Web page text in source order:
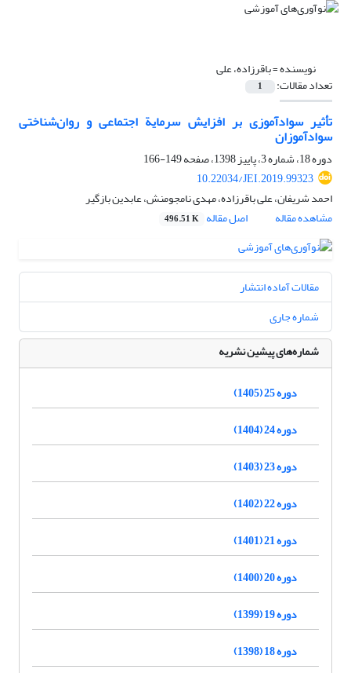
نویسنده =باقرزاده، علی
تعداد مقالات: 1
تأثیر سوادآموزی بر افزایش سرمایة اجتماعی و روان‌شناختی
سوادآموزان
دوره 18، شماره 3، پاییز 1398، صفحه
149-166
10.22034/JEI.2019.99323
احمد شریفان، علی باقرزاده، مهدی نامجومنش، عابدین بازگیر
مشاهده مقاله
اصل مقاله 496.51 K
مقالات آماده انتشار
شماره جاری
شماره‌های پیشین نشریه
دوره 25 (1405)
دوره 24 (1404)
دوره 23 (1403)
دوره 22 (1402)
دوره 21 (1401)
دوره 20 (1400)
دوره 19 (1399)
دوره 18 (1398)